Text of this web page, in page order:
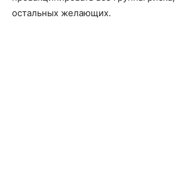
остальных желающих.